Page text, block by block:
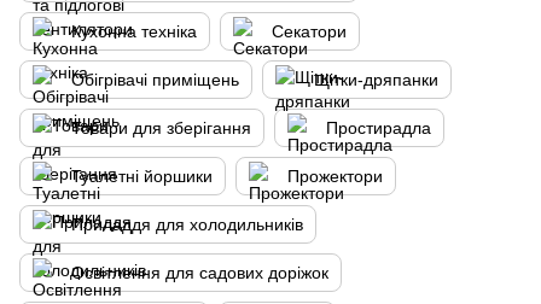
Кухонна техніка Секатори
Обігрівачі приміщень Щітки-дряпанки
Товари для зберігання Простирадла
Туалетні йоршики Прожектори
Приладдя для холодильників
Освітлення для садових доріжок